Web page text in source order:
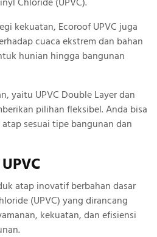
kekuatan, Ecoroof UPVC juga
cuaca ekstrem dan bahan
hunian hingga bangunan
yaitu UPVC Double Layer dan
pilihan fleksibel. Anda bisa
sesuai tipe bangunan dan
atap inovatif berbahan dasar
(UPVC) yang dirancang
kekuatan, dan efisiensi